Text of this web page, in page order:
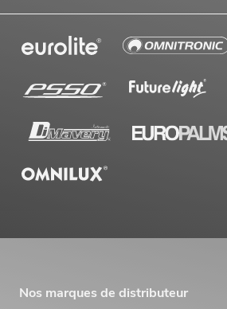
Nos marques de distributeur